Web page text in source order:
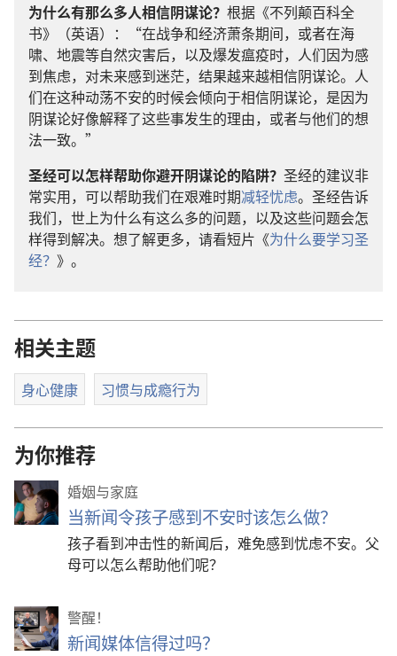
为什么有那么多人相信阴谋论？ 根据《不列颠百科全
书》（英语）：“在战争和经济萧条期间，或者在海
啸、地震等自然灾害后，以及爆发瘟疫时，人们因为感
到焦虑，对未来感到迷茫，结果越来越相信阴谋论。人
们在这种动荡不安的时候会倾向于相信阴谋论，是因为
阴谋论好像解释了这些事发生的理由，或者与他们的想
法一致。”
圣经可以怎样帮助你避开阴谋论的陷阱？ 圣经的建议非
常实用，可以帮助我们在艰难时期减轻忧虑。圣经告诉
我们，世上为什么有这么多的问题，以及这些问题会怎
样得到解决。想了解更多，请看短片《为什么要学习圣
经？ 》。
相关主题
身心健康 习惯与成瘾行为
为你推荐
婚姻与家庭
当新闻令孩子感到不安时该怎么做？
孩子看到冲击性的新闻后，难免感到忧虑不安。父
母可以怎么帮助他们呢？
警醒！
新闻媒体信得过吗？